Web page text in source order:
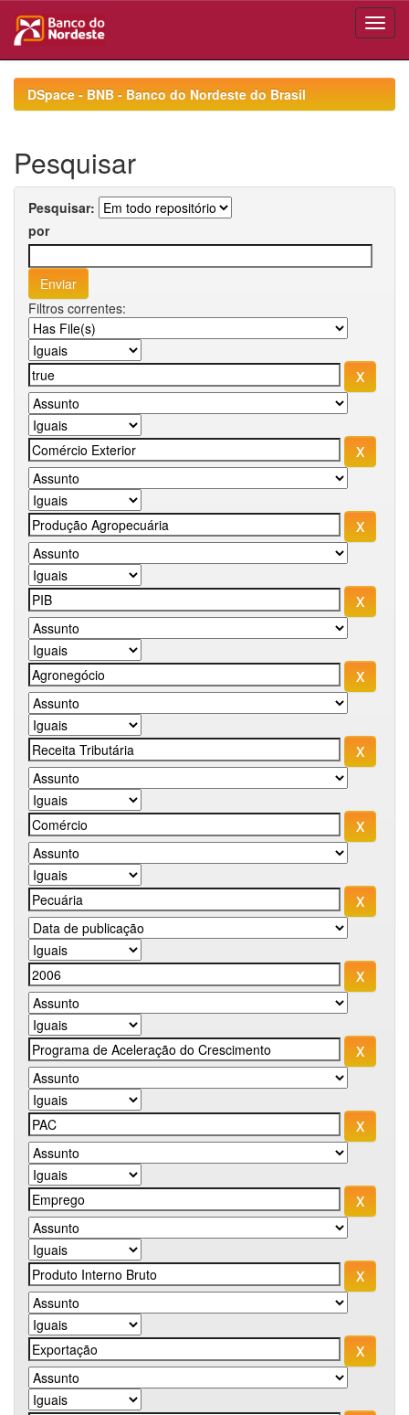
navigationDSpace - BNB - Banco do Nordeste do Brasil
Pesquisar
Pesquisar:
por
Filtros correntes: